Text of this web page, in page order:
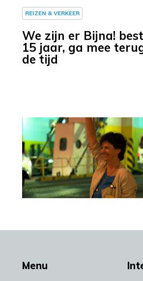
REIZEN & VERKEER
We zijn er Bijna!
15 jaar, ga mee
de tijd
Menu